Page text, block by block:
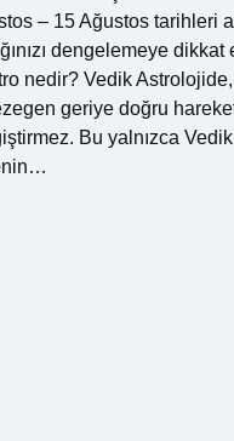
– 15 Ağustos tarihleri
dengelemeye dikkat
nedir? Vedik
geriye doğru
Bu yalnızca